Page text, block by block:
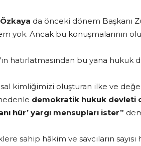
da önceki dönem Başkanı
yok. Ancak bu konuşmalarının
hatırlatmasından bu yana hukuk
kimliğimizi oluşturan ilke ve
demokratik hukuk devleti
hür’ yargı mensupları ister”
sahip hâkim ve savcıların